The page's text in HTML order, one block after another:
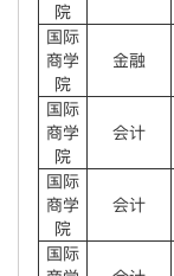
院
国际
商学
院
金融
国际
商学
院
会计
国际
商学
院
会计
国际